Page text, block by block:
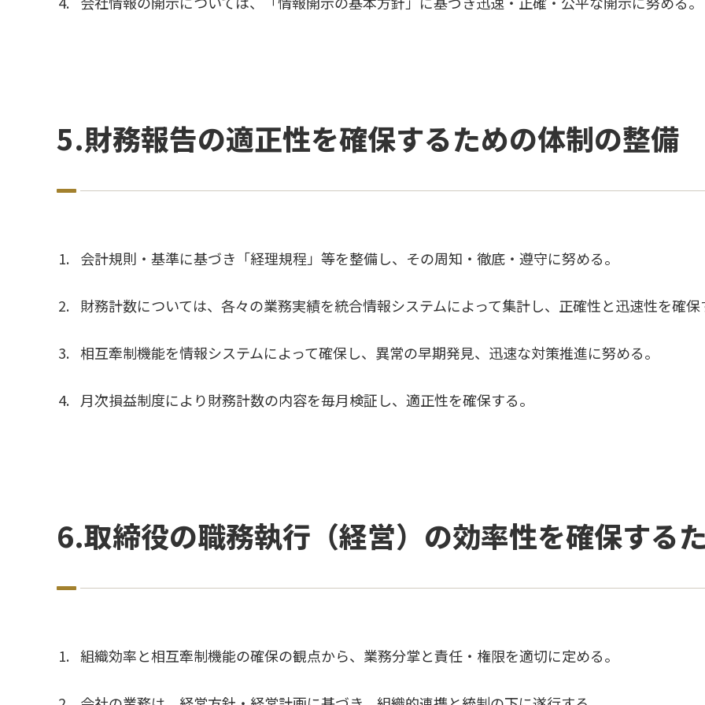
5.財務報告の適正性を確保するための体制の整備
会計規則・基準に基づき「経理規程」等を整備し、その周知・徹底・遵守に努める。
財務計数については、各々の業務実績を統合情報システムによって集計し、正確性と迅速性を確保
相互牽制機能を情報システムによって確保し、異常の早期発見、迅速な対策推進に努める。
月次損益制度により財務計数の内容を毎月検証し、適正性を確保する。
6.取締役の職務執行（経営）の効率性を確保する
組織効率と相互牽制機能の確保の観点から、業務分掌と責任・権限を適切に定める。